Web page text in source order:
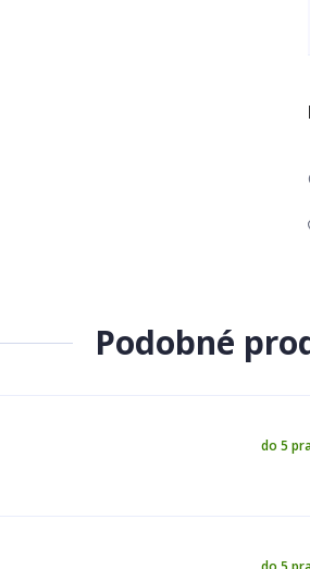
Podobné
do 5